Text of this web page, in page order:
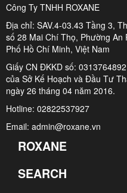
Công Ty TNHH ROXANE
Địa chỉ: SAV.4-03.43 Tầng 3,
số 28 Mai Chí Thọ, Phường
Phố Hồ Chí Minh, Việt Nam
Giấy CN ĐKKD số:
của Sở Kế Hoạch và Đầu Tư
ngày 26 tháng 04 năm 2016.
Hotline: 02822537927
Email: admin@roxane.vn
ROXANE
SEARCH